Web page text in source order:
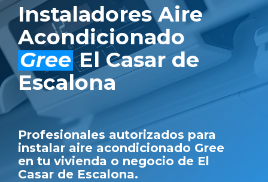
Instaladores Aire
Acondicionado
GreeEl Casar de
Escalona
Profesionales autorizados para
instalar aire acondicionado Gree
en tu vivienda o negocio de El
Casar de Escalona.